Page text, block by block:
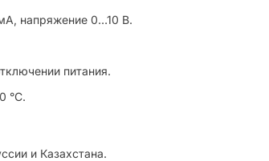
напряжение 0…10 В.
питания.
°С.
и Казахстана.